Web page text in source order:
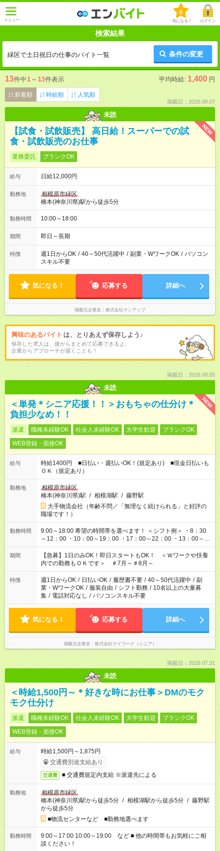
メニュー
0
気になる！ ログイン
検索結果
緑区で土日祝日の仕事のバイト一覧 条件の変更
13件中1 ～ 13件表示 平均時給: 1,400 円
新着順 時給順 人気順
掲載日：2026.08.07
未読
NEW
【試食・試飲販売】 高日給！スーパーでの試
食・試飲販売のお仕事
業務委託 ブランクOK
給与 日給12,000円
勤務地
相模原市緑区
橋本(神奈川県)駅から徒歩5分
勤務時間 10:00～18:00
期間 即日～長期
特徴 週1日からOK / 40～50代活躍中 / 副業・WワークOK / パソコン
スキル不要
気になる！ 応募する 詳細へ
掲載元企業名 株式会社マンアップ
興味のあるバイト は、とりあえず保存しよう♪
保存した求人は、後からまとめて応募できるよ。
企業からアプローチが届くことも！
掲載日：2026.08.05
未読
NEW
＜単発＊シニア応援！！＞おもちゃの仕分け＊
負担少なめ！！
派遣 職種未経験OK 社会人未経験OK 大学生歓迎
ブランクOK
WEB登録・面接OK
給与
時給1400円 ■日払い・週払いOK！(規定あり) ■現金日払いも
ＯＫ（規定あり）
勤務地
相模原市緑区
橋本(神奈川県)駅 / 相模湖駅 / 藤野駅
大手物流会社（年齢不問／「無理なく続けられる」と好評の
職場です！）
勤務時間
9:00～18:00 希望の時間帯を選べます！ ＜シフト例＞ ・8：30
～12：00 ・10：00～19：00 ・17：00～22：00 ・13：00～
22：00 ・22：00～翌6：00 など
期間
【急募】1日のみOK！即日スタートもOK！ ＜Ｗワークや扶養
内での勤務もＯＫです＞ ＃7月～＃8月～
特徴 週1日からOK / 日払いOK / 履歴書不要 / 40～50代活躍中 / 副
業・WワークOK / 服装自由 / シフト勤務 / 10名以上の大量募
集 / 電話対応なし / パソコンスキル不要
気になる！ 応募する 詳細へ
掲載元企業名 株式会社マイワーク（シニア）
掲載日：2026.07.31
未読
＜時給1,500円～＊好きな時にお仕事＞DMのモク
モク仕分け
派遣 職種未経験OK 社会人未経験OK 大学生歓迎
ブランクOK
WEB登録・面接OK
給与
時給1,500円～1,875円
交通費別途支給あり
交通費 ■ 交通費規定内支給 ※派遣先による
勤務地
相模原市緑区
橋本(神奈川県)駅から徒歩5分 / 相模湖駅から徒歩5分 / 藤野駅
から徒歩5分
■物流センターなど ■勤務地選べます
勤務時間
9:00～17:00 10:00～19:00 など ■ 他の時間帯もお気軽にご相
談ください！